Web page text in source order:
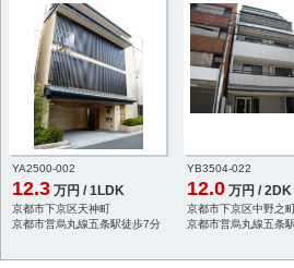
YA2500-002
12.3 万円 / 1LDK
京都市下京区天神町
京都市営烏丸線五条駅徒歩7分
YB3504-022
12.0 万円 / 2DK
京都市下京区中野之
京都市営烏丸線五条